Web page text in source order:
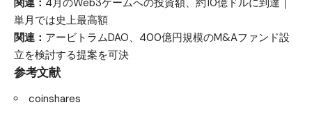
関連： 4月のWeb3ゲームへの投資額、約10億ドルに到達｜
単月では史上最高額
関連： アービトラムDAO、400億円規模のM&Aファンド設
立を検討する提案を可決
参考文献
coinshares